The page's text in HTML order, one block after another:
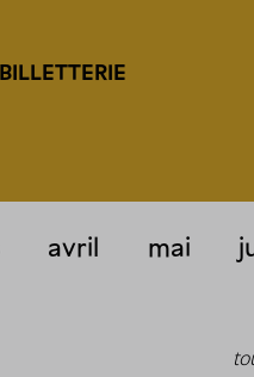
BILLETTERIE
avril mai